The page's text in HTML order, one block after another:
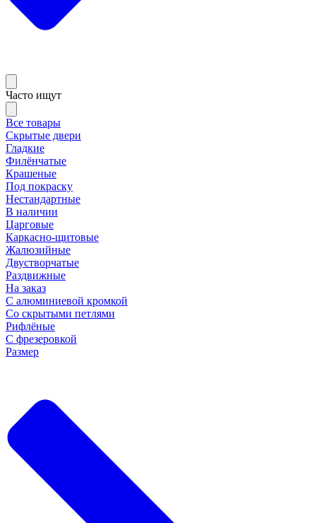
Часто ищут
Все товары
Скрытые двери
Гладкие
Филёнчатые
Крашеные
Под покраску
Нестандартные
В наличии
Царговые
Каркасно-щитовые
Жалюзийные
Двустворчатые
Раздвижные
На заказ
С алюминиевой кромкой
Со скрытыми петлями
Рифлёные
С фрезеровкой
Размер